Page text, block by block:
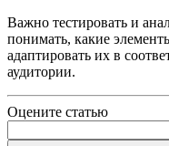
Важно тестировать и
понимать, какие
адаптировать их в
аудитории.
Оцените статью